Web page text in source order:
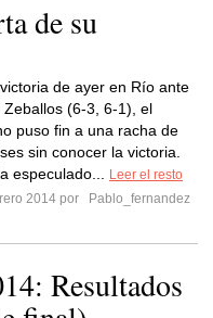
de su
de ayer en Río ante
Zeballos (6-3, 6-1), el
puso fin a una racha de
sin conocer la victoria.
especulado...
Leer el resto
2014 por
Pablo_fernandez
Resultados